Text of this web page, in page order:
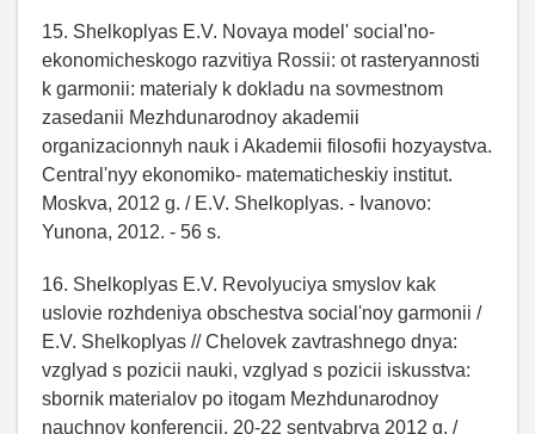
15. Shelkoplyas E.V. Novaya model' social'no-
ekonomicheskogo razvitiya Rossii: ot rasteryannosti
k garmonii: materialy k dokladu na sovmestnom
zasedanii Mezhdunarodnoy akademii
organizacionnyh nauk i Akademii filosofii hozyaystva.
Central'nyy ekonomiko- matematicheskiy institut.
Moskva, 2012 g. / E.V. Shelkoplyas. - Ivanovo:
Yunona, 2012. - 56 s.
16. Shelkoplyas E.V. Revolyuciya smyslov kak
uslovie rozhdeniya obschestva social'noy garmonii /
E.V. Shelkoplyas // Chelovek zavtrashnego dnya:
vzglyad s pozicii nauki, vzglyad s pozicii iskusstva:
sbornik materialov po itogam Mezhdunarodnoy
nauchnoy konferencii, 20-22 sentyabrya 2012 g. /